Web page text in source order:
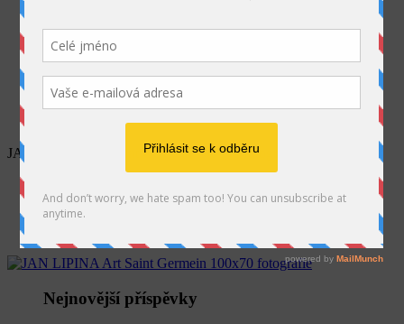
JAN LIPINA Art Saint Germein 100×70 fotografie
Výstava
PROČ? PROTO...
Nejnovější příspěvky